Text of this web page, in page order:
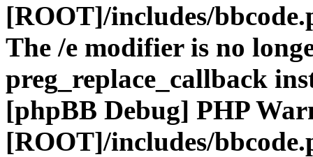
[ROOT]/includes/
The /e modifier is no
preg_replace_callback
[phpBB Debug] PHP
[ROOT]/includes/